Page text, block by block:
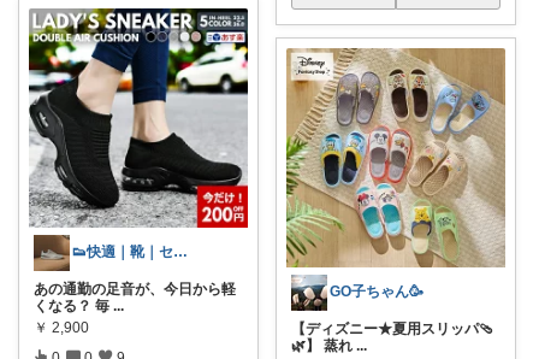
👟快適｜靴｜セールクーポン
あの通勤の足音が、今日から軽
くなる？ 毎 ...
￥ 2,900
GO子ちゃん🥳
【ディズニー★夏用スリッパ🩴
🌿】 蒸れ ...